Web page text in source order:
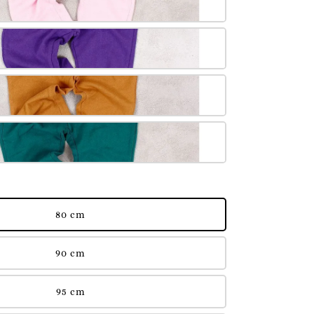
80 cm
90 cm
95 cm